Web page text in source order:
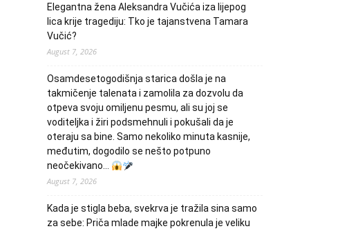
Elegantna žena Aleksandra Vučića iza lijepog
lica krije tragediju: Tko je tajanstvena Tamara
Vučić?
August 7, 2026
Osamdesetogodišnja starica došla je na
takmičenje talenata i zamolila za dozvolu da
otpeva svoju omiljenu pesmu, ali su joj se
voditeljka i žiri podsmehnuli i pokušali da je
oteraju sa bine. Samo nekoliko minuta kasnije,
međutim, dogodilo se nešto potpuno
neočekivano…
August 7, 2026
Kada je stigla beba, svekrva je tražila sina samo
za sebe: Priča mlade majke pokrenula je veliku